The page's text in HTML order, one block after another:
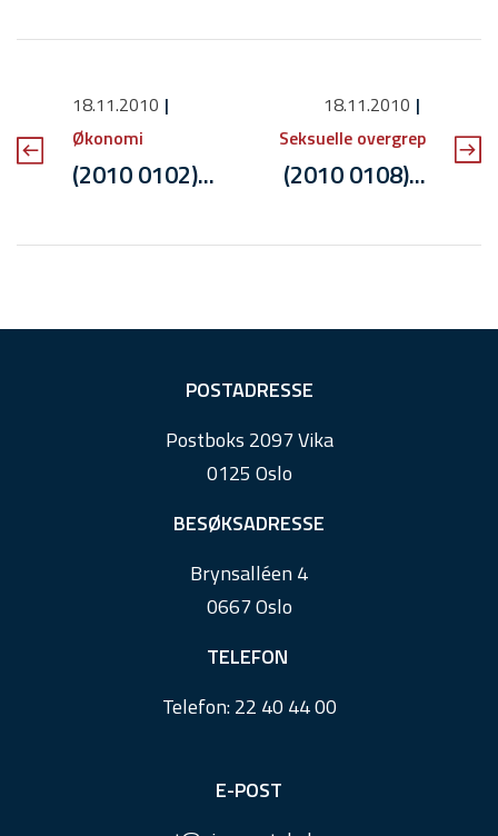
18.11.2010
Økonomi
(2010 0102)...
18.11.2010
Seksuelle overgrep
(2010 0108)...
POSTADRESSE
Postboks 2097 Vika
0125 Oslo
BESØKSADRESSE
Brynsalléen 4
0667 Oslo
TELEFON
Telefon:22 40 44 00
E-POST